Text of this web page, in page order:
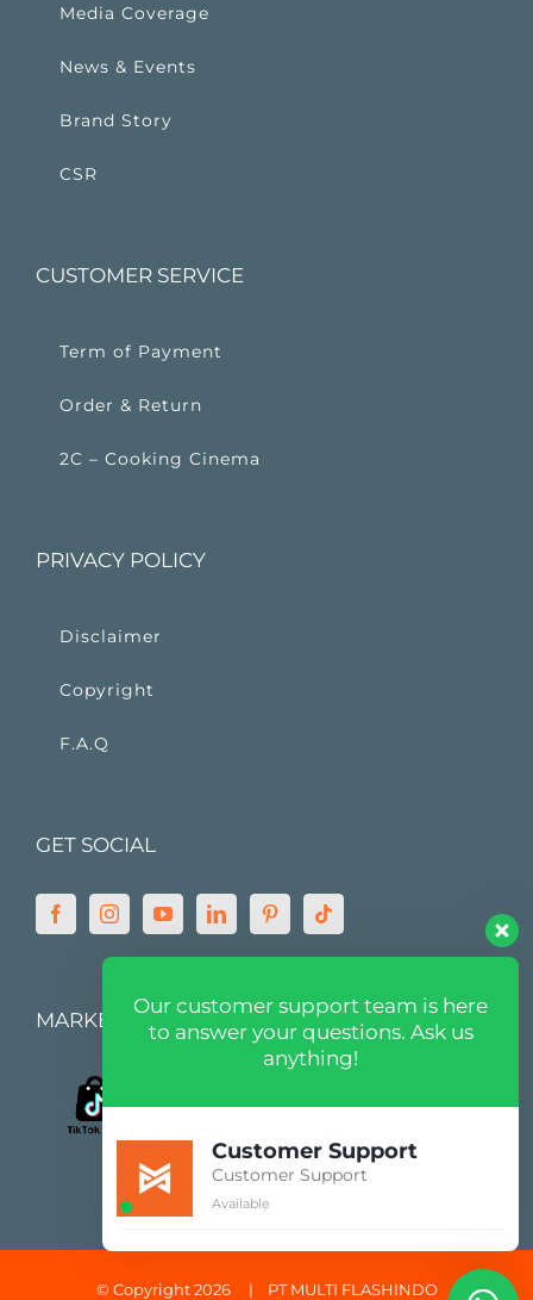
Media Coverage
News & Events
Brand Story
CSR
CUSTOMER SERVICE
Term of Payment
Order & Return
2C – Cooking Cinema
PRIVACY POLICY
Disclaimer
Copyright
F.A.Q
GET SOCIAL
MARKETPLACE
© Copyright 2026 | PT MULTI FLASHINDO
Our customer support team is here
to answer your questions. Ask us
anything!
Customer Support
Customer Support
Available